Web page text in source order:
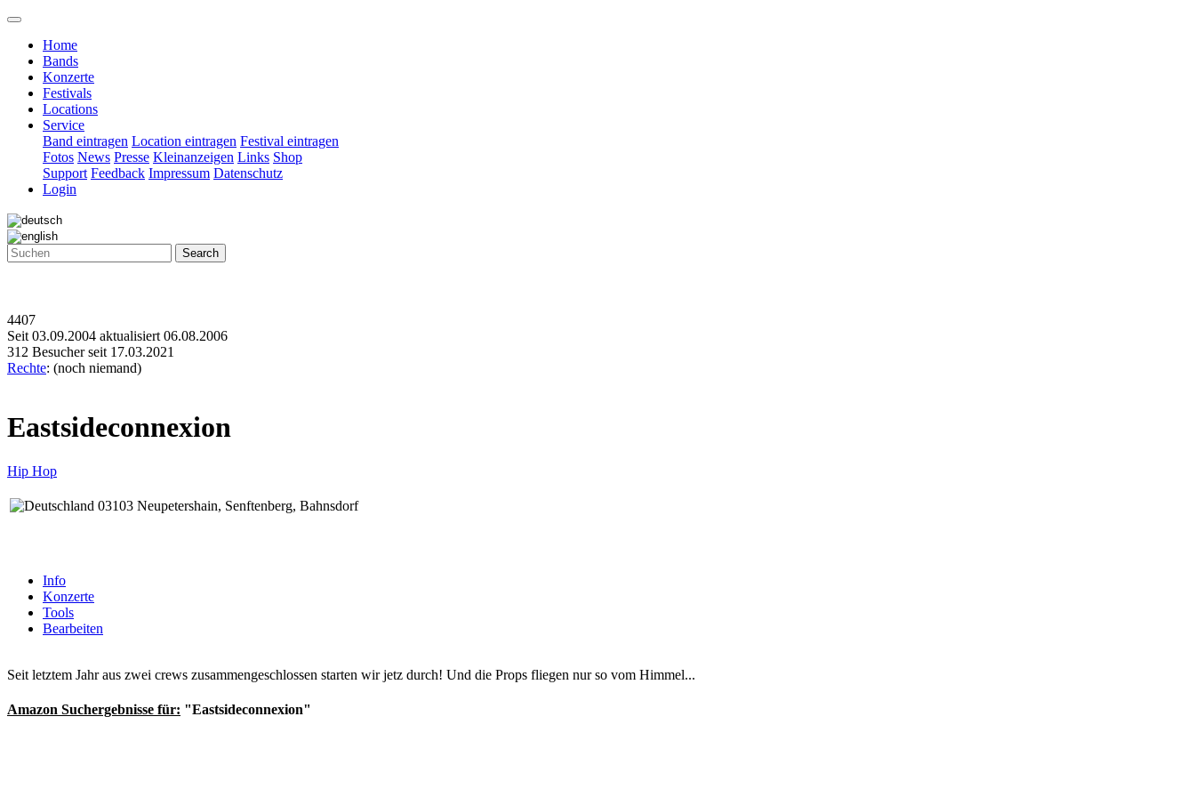
Home
Bands
Konzerte
Festivals
Locations
Service
Band eintragen Location eintragen Festival eintragen
Fotos News Presse Kleinanzeigen Links Shop
Support Feedback Impressum Datenschutz
Login
Search
4407
Seit 03.09.2004 aktualisiert 06.08.2006
312 Besucher seit 17.03.2021
Rechte: (noch niemand)
Eastsideconnexion
Hip Hop
03103 Neupetershain, Senftenberg, Bahnsdorf
Info
Konzerte
Tools
Bearbeiten
Seit letztem Jahr aus zwei crews zusammengeschlossen starten wir jetz durch! Und die Props fliegen nur so vom Himmel...
Amazon Suchergebnisse für: "Eastsideconnexion"